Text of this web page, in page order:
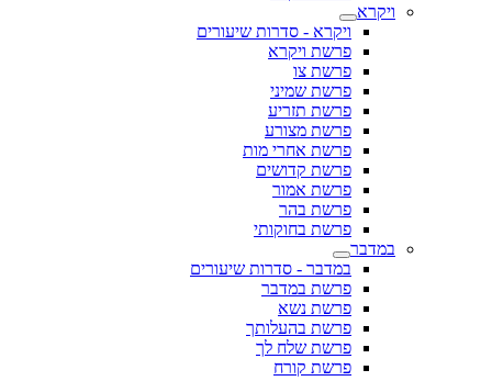
ויקרא
ויקרא - סדרות שיעורים
פרשת ויקרא
פרשת צו
פרשת שמיני
פרשת תזריע
פרשת מצורע
פרשת אחרי מות
פרשת קדושים
פרשת אמור
פרשת בהר
פרשת בחוקותי
במדבר
במדבר - סדרות שיעורים
פרשת במדבר
פרשת נשא
פרשת בהעלותך
פרשת שלח לך
פרשת קורח